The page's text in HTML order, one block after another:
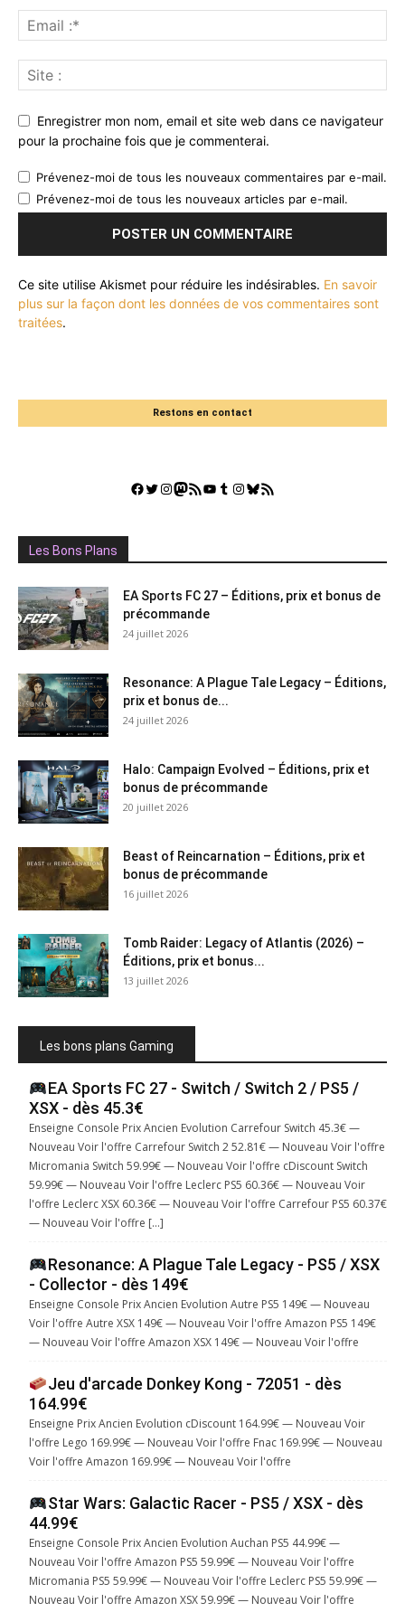
Enregistrer mon nom, email et site web dans ce navigateur
pour la prochaine fois que je commenterai.
Prévenez-moi de tous les nouveaux commentaires par e-mail.
Prévenez-moi de tous les nouveaux articles par e-mail.
Ce site utilise Akismet pour réduire les indésirables. En savoir
plus sur la façon dont les données de vos commentaires sont
traitées.
Restons en contact
Facebook
Twitter
Instagram
Mastodon
Flux RSSYouTube
Tumblr
Instagram
Bluesky
GestGame
Les Bons Plans
EA Sports FC 27 – Éditions, prix et bonus de
précommande
24 juillet 2026
Resonance: A Plague Tale Legacy – Éditions,
prix et bonus de...
24 juillet 2026
Halo: Campaign Evolved – Éditions, prix et
bonus de précommande
20 juillet 2026
Beast of Reincarnation – Éditions, prix et
bonus de précommande
16 juillet 2026
Tomb Raider: Legacy of Atlantis (2026) –
Éditions, prix et bonus...
13 juillet 2026
Les bons plans Gaming
EA Sports FC 27 - Switch / Switch 2 / PS5 /
XSX - dès 45.3€
Enseigne Console Prix Ancien Evolution Carrefour Switch 45.3€ —
Nouveau Voir l'offre Carrefour Switch 2 52.81€ — Nouveau Voir l'offre
Micromania Switch 59.99€ — Nouveau Voir l'offre cDiscount Switch
59.99€ — Nouveau Voir l'offre Leclerc PS5 60.36€ — Nouveau Voir
l'offre Leclerc XSX 60.36€ — Nouveau Voir l'offre Carrefour PS5 60.37€
— Nouveau Voir l'offre […]
Resonance: A Plague Tale Legacy - PS5 / XSX
- Collector - dès 149€
Enseigne Console Prix Ancien Evolution Autre PS5 149€ — Nouveau
Voir l'offre Autre XSX 149€ — Nouveau Voir l'offre Amazon PS5 149€
— Nouveau Voir l'offre Amazon XSX 149€ — Nouveau Voir l'offre
Jeu d'arcade Donkey Kong - 72051 - dès
164.99€
Enseigne Prix Ancien Evolution cDiscount 164.99€ — Nouveau Voir
l'offre Lego 169.99€ — Nouveau Voir l'offre Fnac 169.99€ — Nouveau
Voir l'offre Amazon 169.99€ — Nouveau Voir l'offre
Star Wars: Galactic Racer - PS5 / XSX - dès
44.99€
Enseigne Console Prix Ancien Evolution Auchan PS5 44.99€ —
Nouveau Voir l'offre Amazon PS5 59.99€ — Nouveau Voir l'offre
Micromania PS5 59.99€ — Nouveau Voir l'offre Leclerc PS5 59.99€ —
Nouveau Voir l'offre Amazon XSX 59.99€ — Nouveau Voir l'offre